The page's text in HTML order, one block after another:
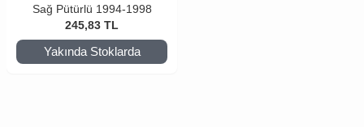
Sağ Pütürlü 1994-1998
245,83 TL
Yakında Stoklarda